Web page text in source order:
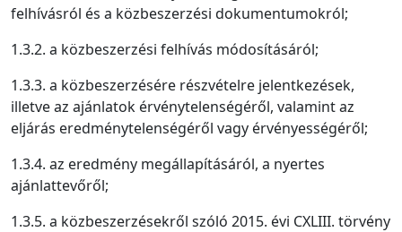
felhívásról és a közbeszerzési dokumentumokról;
1.3.2. a közbeszerzési felhívás módosításáról;
1.3.3. a közbeszerzésére részvételre jelentkezések,
illetve az ajánlatok érvénytelenségéről, valamint az
eljárás eredménytelenségéről vagy érvényességéről;
1.3.4. az eredmény megállapításáról, a nyertes
ajánlattevőről;
1.3.5. a közbeszerzésekről szóló 2015. évi CXLIII. törvény